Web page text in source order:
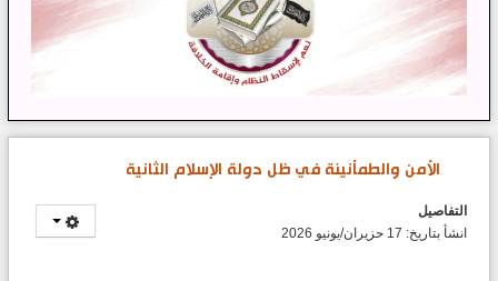
إذاعة المكتب/ سوريا
قناتنا على تيليغرام
الأمن والطمأنينة في ظل دولة الإسلام الثانية
التفاصيل
انشأ بتاريخ: 17 حزيران/يونيو 2026